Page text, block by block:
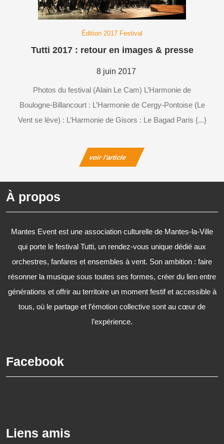
Édition 2017 Festival
Tutti 2017 : retour en images & presseTutti
images
presse
8 juin 2017
2017
Photos du festival (Alain Le Cam) L’Harmonie de
Boulogne-Billancourt : L’Harmonie de Cergy-Pontoise (Le
Vent se lève) : L’Harmonie de Gisors : Le Bagad Paris {...}
voir l'article
voir
l'article
À propos
Mantes Event est une association culturelle de Mantes-la-Ville
qui porte le festival Tutti, un rendez-vous unique dédié aux
orchestres, fanfares et ensembles à vent. Son ambition : faire
résonner la musique sous toutes ses formes, créer du lien entre
générations et offrir au territoire un moment festif et accessible à
tous, où le partage et l’émotion collective sont au cœur de
l’expérience.
Facebook
Liens amis